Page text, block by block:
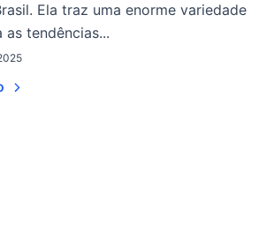
Ela traz uma enorme variedade
as tendências...